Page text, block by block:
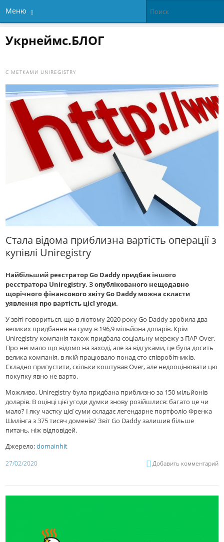
Меню
Укрнеймс.БЛОГ
С МЕТКАМИ UNIREGISTRY
Стала відома приблизна вартість операції з
купівлі Uniregistry
Найбільший реєстратор Go Daddy придбав іншого
реєстратора Uniregistry. З опублікованого нещодавно
щорічного фінансового звіту Go Daddy можна скласти
уявлення про вартість цієї угоди.
У звіті говориться, що в лютому 2020 року Gо Daddy зробила два
великих придбання на суму в 196,9 мільйона доларів. Крім
Uniregistry компанія також придбала соціальну мережу з ПАР Over.
Про неї мало що відомо на заході, але за відгуками, це була досить
велика компанія, в якій працювало понад сто співробітників.
Складно припустити, скільки коштував Over, але недооцінювати цю
покупку явно не варто.
Можливо, Uniregistry була придбана приблизно за 150 мільйонів
доларів. В оцінці цієї угоди думки знову розійшлися: багато це чи
мало? І яку частку цієї суми складає легендарне портфоліо Френка
Шилінга з 375 тисяч доменів? Звіт Go Daddy залишив більше
питань, ніж відповідей.
Джерело:domainhit
27/02/2020 Добавить комментарий